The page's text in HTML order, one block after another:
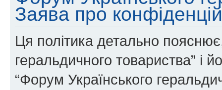
Заява про
Ця політика детально
геральдичного товариства” і
“Форум Українського